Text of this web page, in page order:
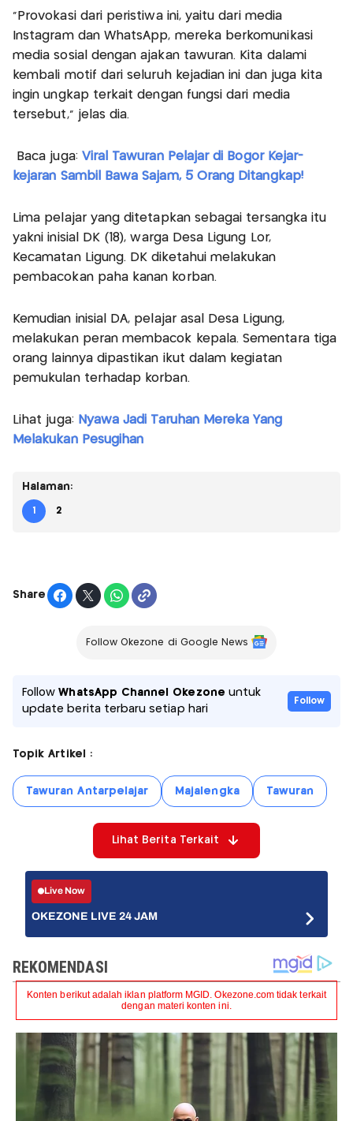
"Provokasi dari peristiwa ini, yaitu dari media
Instagram dan WhatsApp, mereka berkomunikasi
media sosial dengan ajakan tawuran. Kita dalami
kembali motif dari seluruh kejadian ini dan juga kita
ingin ungkap terkait dengan fungsi dari media
tersebut," jelas dia.
Baca juga: Viral Tawuran Pelajar di Bogor Kejar-
kejaran Sambil Bawa Sajam, 5 Orang Ditangkap!
Lima pelajar yang ditetapkan sebagai tersangka itu
yakni inisial DK (18), warga Desa Ligung Lor,
Kecamatan Ligung. DK diketahui melakukan
pembacokan paha kanan korban.
Kemudian inisial DA, pelajar asal Desa Ligung,
melakukan peran membacok kepala. Sementara tiga
orang lainnya dipastikan ikut dalam kegiatan
pemukulan terhadap korban.
Lihat juga: Nyawa Jadi Taruhan Mereka Yang
Melakukan Pesugihan
Halaman:
1 2
Share
Follow Okezone di Google News
FollowWhatsApp Channel Okezone untuk
update berita terbaru setiap hari
Follow
Topik Artikel :
Tawuran Antarpelajar Majalengka Tawuran
Lihat Berita Terkait
Live Now
OKEZONE LIVE 24 JAM